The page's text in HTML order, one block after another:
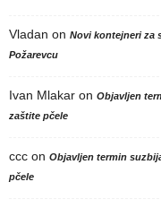
Vladan on Novi kontejneri za
Požarevcu
Ivan Mlakar on Objavljen
zaštite pčele
ccc on Objavljen termin
pčele